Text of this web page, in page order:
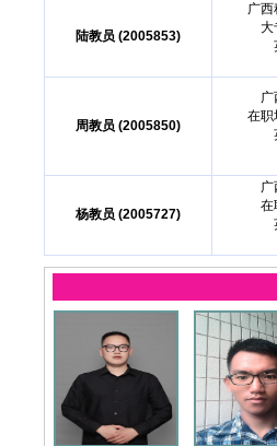
陆教员 (2005853)
广
大
周教员 (2005850)
广
在职
杨教员 (2005727)
广
在